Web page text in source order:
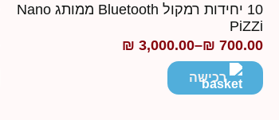
10 יחידות רמקול Bluetooth ממותג Nano
PiZZi
₪ 700.00
–
₪ 3,000.00
טווח
מחירים:רכישה